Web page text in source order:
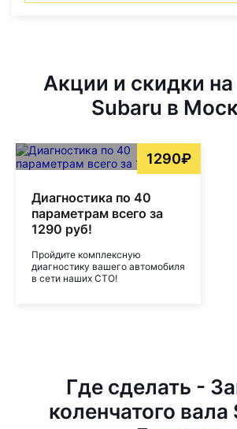
Акции и скидки
Subaru в
1290₽
Диагностика по 40
параметрам всего за
1290 руб!
Пройдите комплексную
диагностику вашего автомобиля
в сети наших СТО!
Где сделать -
коленчатого вала